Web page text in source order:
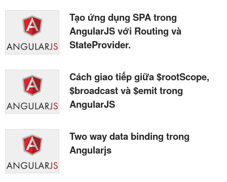
Tạo ứng dụng SPA trong
AngularJS với Routing và
StateProvider.
Cách giao tiếp giữa $rootScope,
$broadcast và $emit trong
AngularJS
Two way data binding trong
Angularjs